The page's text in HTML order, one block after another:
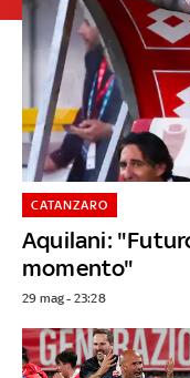
Aquilani:
momento"
CATANZARO
29 mag - 23:28